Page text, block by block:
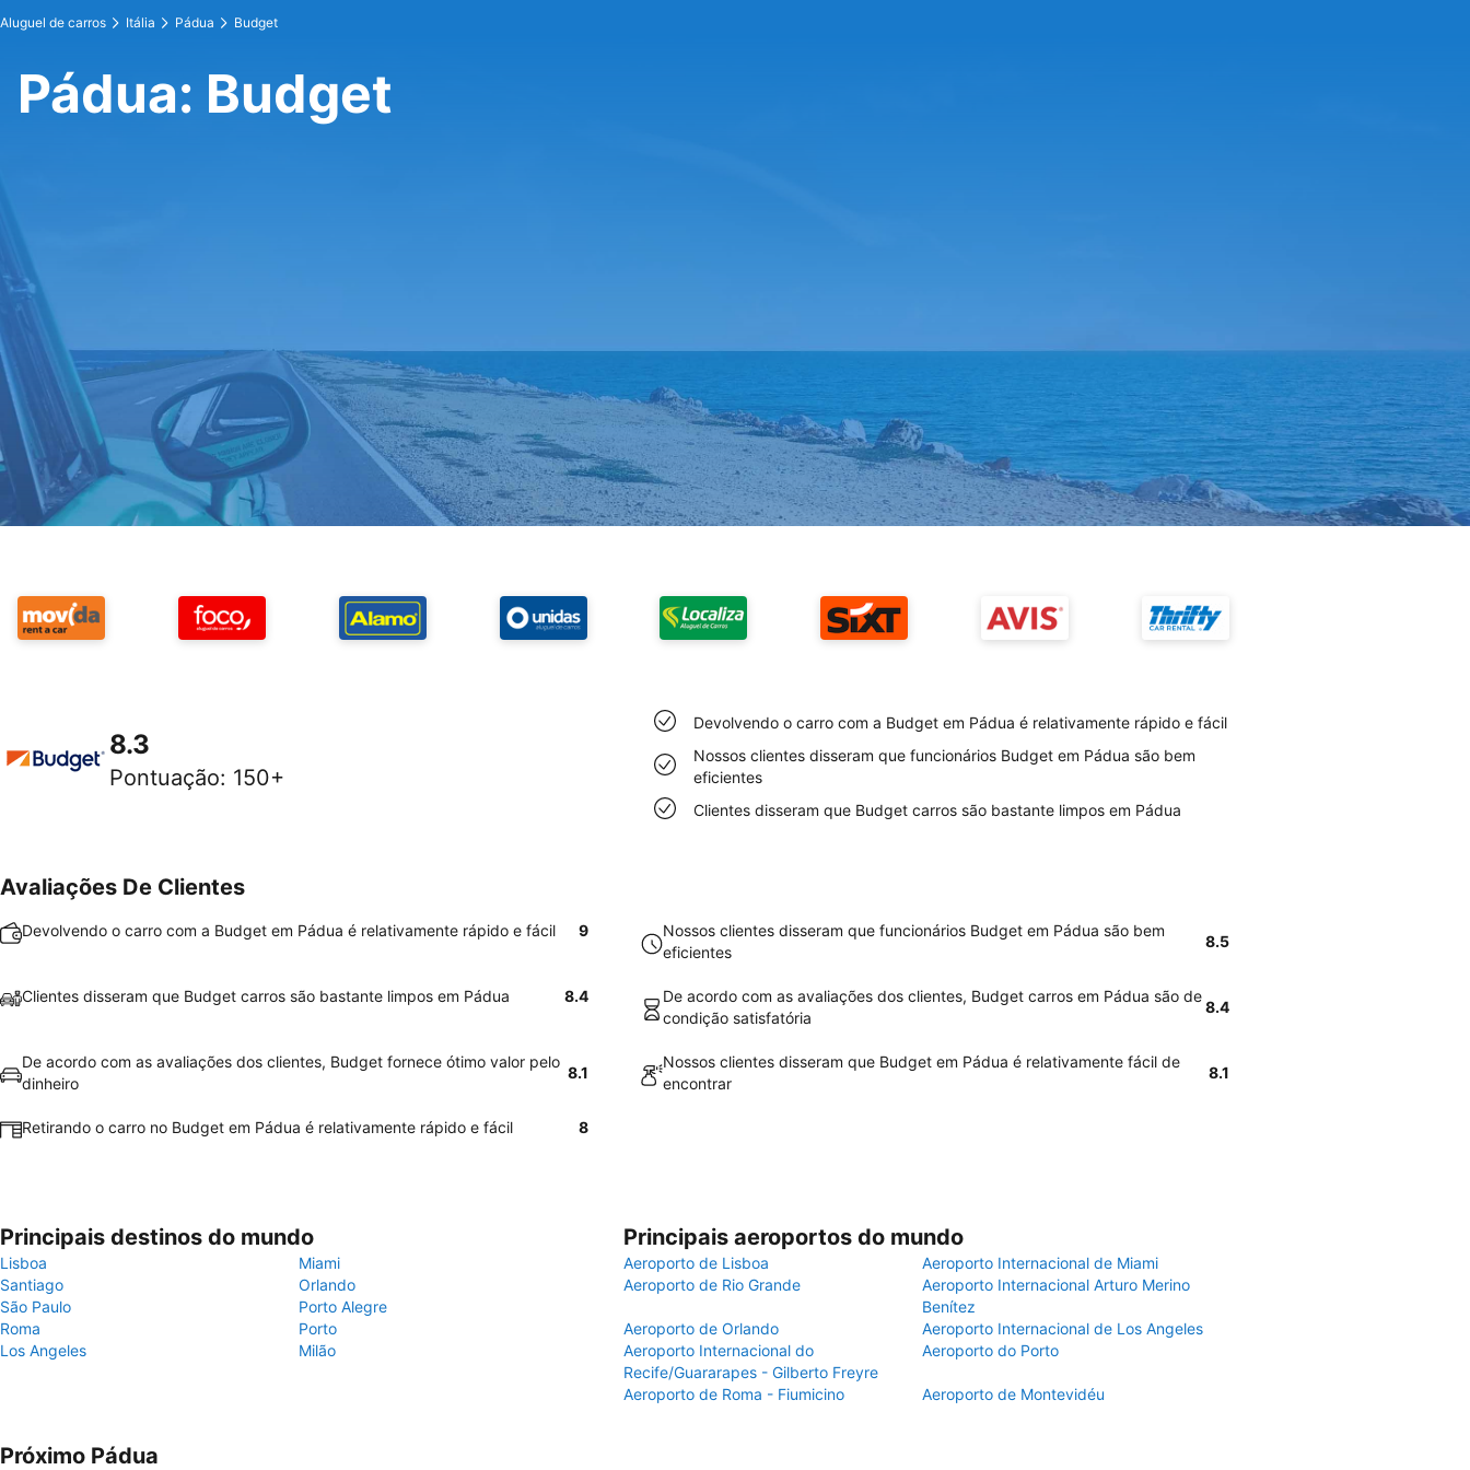
Aluguel de carros Itália Pádua Budget
Pádua: Budget
8.3
Pontuação: 150+
Devolvendo o carro com a Budget em Pádua é relativamente rápido e fácil
Nossos clientes disseram que funcionários Budget em Pádua são bem
eficientes
Clientes disseram que Budget carros são bastante limpos em Pádua
Avaliações De Clientes
Devolvendo o carro com a Budget em Pádua é relativamente rápido e fácil 9
Nossos clientes disseram que funcionários Budget em Pádua são bem
eficientes
8.5
Clientes disseram que Budget carros são bastante limpos em Pádua 8.4
De acordo com as avaliações dos clientes, Budget carros em Pádua são de
condição satisfatória
8.4
De acordo com as avaliações dos clientes, Budget fornece ótimo valor pelo
dinheiro
8.1
Nossos clientes disseram que Budget em Pádua é relativamente fácil de
encontrar
8.1
Retirando o carro no Budget em Pádua é relativamente rápido e fácil 8
Principais destinos do mundo
Lisboa
Miami
Santiago
Orlando
São Paulo
Porto Alegre
Roma
Porto
Los Angeles
Milão
Principais aeroportos do mundo
Aeroporto de Lisboa
Aeroporto Internacional de Miami
Aeroporto de Rio Grande
Aeroporto Internacional Arturo Merino
Benítez
Aeroporto de Orlando
Aeroporto Internacional de Los Angeles
Aeroporto Internacional do
Recife/Guararapes - Gilberto Freyre
Aeroporto do Porto
Aeroporto de Roma - Fiumicino Aeroporto de Montevidéu
Próximo Pádua